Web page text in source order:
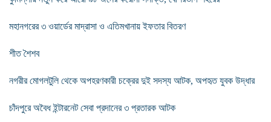
মহানগরের ৩ ওয়ার্ডের মাদ্রাসা ও এতিমখানায় ইফতার বিতরণ
শীত শৈশব
নগরীর মোগলটুলি থেকে অপহরণকারী চক্রের দুই সদস্য আটক, অপহৃত যুবক উদ্ধার
চাঁদপুরে অবৈধ ইন্টারনেট সেবা প্রদানের ৩ প্রতারক আটক